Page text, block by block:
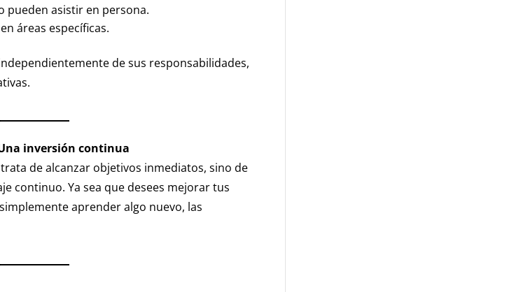
pueden asistir en persona.
áreas específicas.
de sus responsabilidades,
inversión continua
de alcanzar objetivos inmediatos, sino de
continuo. Ya sea que desees mejorar tus
aprender algo nuevo, las